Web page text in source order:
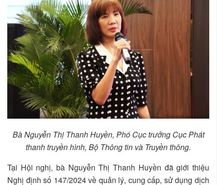
Bà Nguyễn Thị Thanh Huyền, Phó Cục trưởng Cục Phát
thanh truyền hình, Bộ Thông tin và Truyền thông.
Tại Hội nghị, bà Nguyễn Thị Thanh Huyền đã giới thiệu
Nghị định số 147/2024 về quản lý, cung cấp, sử dụng dịch